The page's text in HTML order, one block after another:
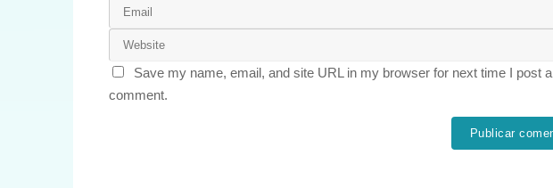
Save my name, email, and site URL in my browser for next time I post a
comment.